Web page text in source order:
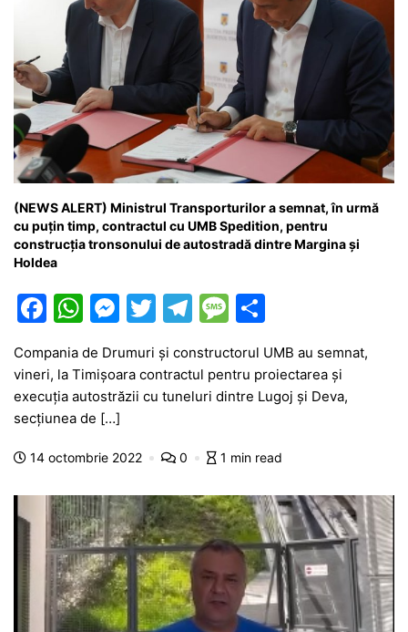
(NEWS ALERT) Ministrul Transporturilor a semnat, în urmă
cu puțin timp, contractul cu UMB Spedition, pentru
construcția tronsonului de autostradă dintre Margina și
Holdea
F
c
e
b
o
k
W
at
s
A
p
M
s
s
n
er
T
w
itt
er
T
e
gr
m
M
s
s
g
ta
je
z
Compania de Drumuri și constructorul UMB au semnat,
vineri, la Timișoara contractul pentru proiectarea și
execuția autostrăzii cu tuneluri dintre Lugoj și Deva,
secțiunea de […]
14 octombrie 2022 0 1 min read